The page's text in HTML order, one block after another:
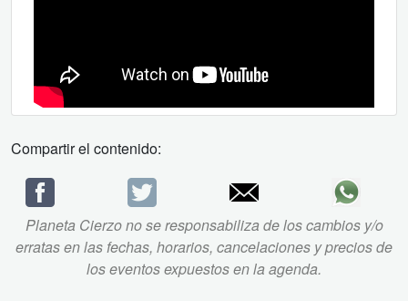
Compartir el contenido:
Planeta Cierzo no se responsabiliza de los cambios y/o
erratas en las fechas, horarios, cancelaciones y precios de
los eventos expuestos en la agenda.